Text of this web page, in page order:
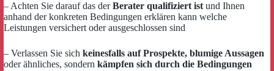
– Achten Sie darauf das derBerater qualifiziert ist und Ihnen
anhand der konkreten Bedingungen erklären kann welche
Leistungen versichert oder ausgeschlossen sind
– Verlassen Sie sich keinesfalls auf Prospekte, blumige Aussagen
oder ähnliches, sondern kämpfen sich durch die Bedingungen